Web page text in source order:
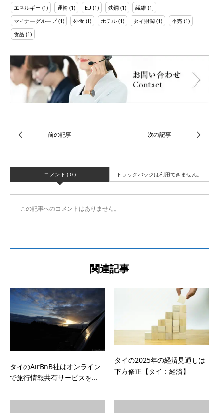
エネルギー (1) 運輸 (1) EU (1) 鉄鋼 (1) 繊維 (1)
マイナーグループ(1) 外食 (1) ホテル (1) タイ財閥 (1) 小売 (1)
食品 (1)
コメント ( 0 ) トラックバックは利用できません。
この記事へのコメントはありません。
関連記事
タイのAirBnB社はオンライン
で旅行情報共有サービスを...
タイの2025年の経済見通しは
下方修正【タイ：経済】